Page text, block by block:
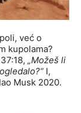
već o
kupolama?
„Možeš li
I,
Musk 2020.